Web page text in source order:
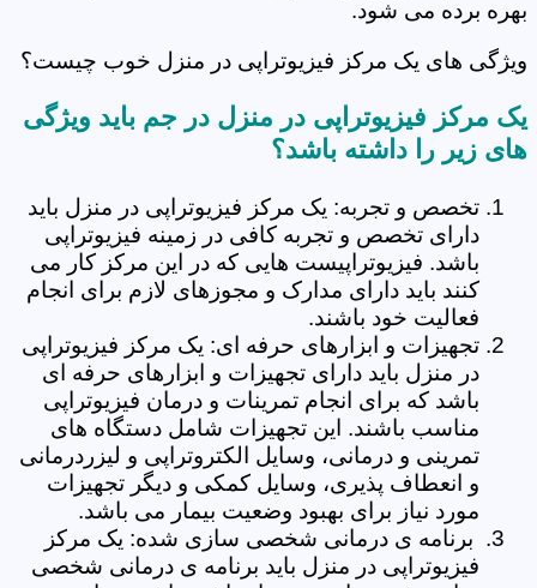
بهره برده می شود.
ویژگی های یک مرکز فیزیوتراپی در منزل خوب چیست؟
یک مرکز فیزیوتراپی در منزل در جم باید ویژگی
های زیر را داشته باشد؟
تخصص و تجربه: یک مرکز فیزیوتراپی در منزل باید
دارای تخصص و تجربه کافی در زمینه فیزیوتراپی
باشد. فیزیوتراپیست هایی که در این مرکز کار می
کنند باید دارای مدارک و مجوزهای لازم برای انجام
فعالیت خود باشند.
تجهیزات و ابزارهای حرفه ای: یک مرکز فیزیوتراپی
در منزل باید دارای تجهیزات و ابزارهای حرفه ای
باشد که برای انجام تمرینات و درمان فیزیوتراپی
مناسب باشند. این تجهیزات شامل دستگاه های
تمرینی و درمانی، وسایل الکتروتراپی و لیزردرمانی
و انعطاف پذیری، وسایل کمکی و دیگر تجهیزات
مورد نیاز برای بهبود وضعیت بیمار می باشد.
برنامه ی درمانی شخصی سازی شده: یک مرکز
فیزیوتراپی در منزل باید برنامه ی درمانی شخصی